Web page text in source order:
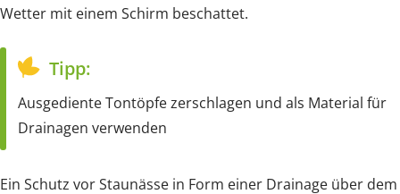
Wetter mit einem Schirm beschattet.
Tipp:
Ausgediente Tontöpfe zerschlagen und als Material für
Drainagen verwenden
Ein Schutz vor Staunässe in Form einer Drainage über dem